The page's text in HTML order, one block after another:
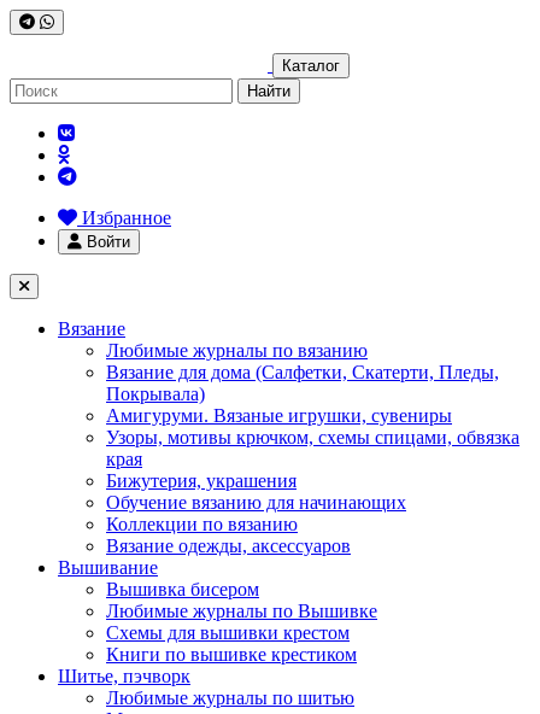
Каталог
Найти
Избранное
Войти
Вязание
Любимые журналы по вязанию
Вязание для дома (Салфетки, Скатерти, Пледы,
Покрывала)
Амигуруми. Вязаные игрушки, сувениры
Узоры, мотивы крючком, схемы спицами, обвязка
края
Бижутерия, украшения
Обучение вязанию для начинающих
Коллекции по вязанию
Вязание одежды, аксессуаров
Вышивание
Вышивка бисером
Любимые журналы по Вышивке
Схемы для вышивки крестом
Книги по вышивке крестиком
Шитье, пэчворк
Любимые журналы по шитью